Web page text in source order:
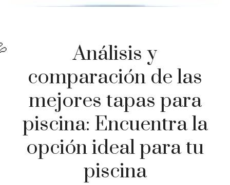
Análisis y
comparación de las
mejores tapas para
piscina: Encuentra la
opción ideal para tu
piscina